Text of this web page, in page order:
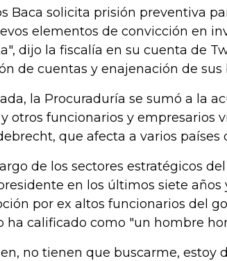
Baca solicita prisión preventiva
elementos de convicción en
dijo la fiscalía en su cuenta de
de cuentas y enajenación de sus
la Procuraduría se sumó a la
otros funcionarios y empresarios
que afecta a varios países
de los sectores estratégicos
en los últimos siete años
por ex altos funcionarios del
ha calificado como "un hombre
no tienen que buscarme, estoy